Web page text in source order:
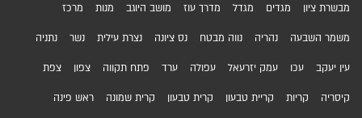
מבשרת ציון מגדים מגדל מדרך עוז מושב היוגב מנות מרכז
משמר השבעה נהריה נווה מבטח נס ציונה נצרת עילית נשר נתניה
עין יעקב עכו עמק יזרעאל עפולה ערד פתח תקווה צפון צפת
קיסריה קריות קריית טבעון קרית טבעון קרית שמונה ראש פינה